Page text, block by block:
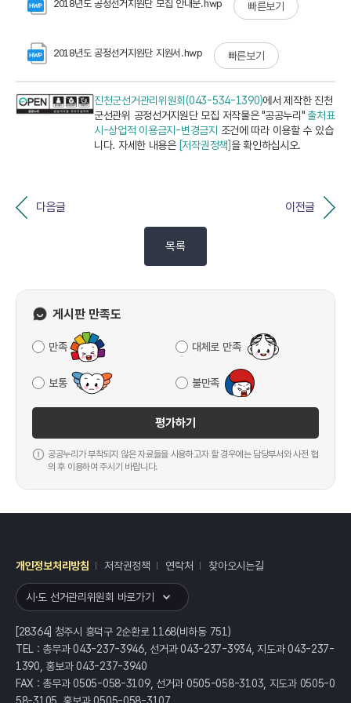
2018년도 공정선거지원단 모집 안내문.hwp 빠른보기
2018년도 공정선거지원단 지원서.hwp 빠른보기
진천군선거관리위원회(043-534-1390)에서 제작한 진천
군선관위 공정선거지원단 모집 저작물은 "공공누리" 출처표
시-상업적 이용금지-변경금지 조건에 따라 이용할 수 있습
니다. 자세한 내용은 [저작권정책]을 확인하십시오.
다음글 이전글
목록
게시판 만족도
만족 대체로 만족
보통 불만족
평가하기
공공누리가 부착되지 않은 자료들을 사용하고자 할 경우에는 담당부서와 사전 협
의 후 이용하여 주시기 바랍니다.
개인정보처리방침 저작권정책 연락처 찾아오시는길
시·도 선거관리위원회 바로가기
[28364] 청주시 흥덕구 2순환로 1168(비하동 751)
TEL : 총무과 043-237-3946, 선거과 043-237-3934, 지도과 043-237-
1390, 홍보과 043-237-3940
FAX : 총무과 0505-058-3109, 선거과 0505-058-3103, 지도과 0505-0